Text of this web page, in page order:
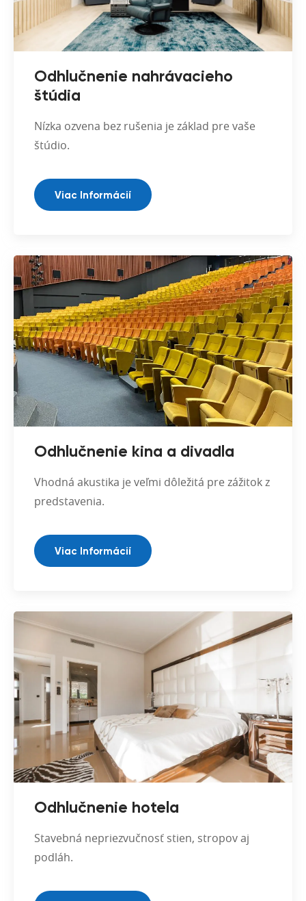
Odhlučnenie nahrávacieho
štúdia
Nízka ozvena bez rušenia je základ pre vaše
štúdio.
Viac Informácií
Odhlučnenie kina a divadla
Vhodná akustika je veľmi dôležitá pre zážitok z
predstavenia.
Viac Informácií
Odhlučnenie hotela
Stavebná nepriezvučnosť stien, stropov aj
podláh.